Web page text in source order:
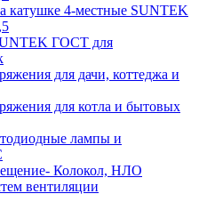
катушке 4-местные SUNTEK
ГОСТ для
для дачи, коттеджа и
для котла и бытовых
лампы и
Колокол, НЛО
вентиляции